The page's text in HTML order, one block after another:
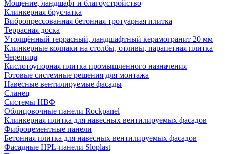
Мощение, ландшафт и благоустройство
Клинкерная брусчатка
Вибропрессованная бетонная тротуарная плитка
Террасная доска
Утолщённый террасный, ландшафтный керамогранит 20 мм
Клинкерные колпаки на столбы, отливы, парапетная плитка
Черепица
Кислотоупорная плитка промышленного назначения
Готовые системные решения для монтажа
Навесные вентилируемые фасады
Сланец
Системы НВФ
Облицовочные панели Rockpanel
Клинкерная плитка для навесных вентилируемых фасадов
Фиброцементные панели
Бетонная плитка для навесных вентилируемых фасадов
Фасадные HPL-панели Sloplast